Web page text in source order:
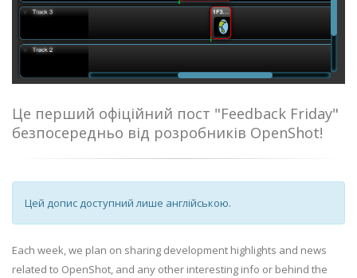
Це перший офіційний пост "Feedback Friday"
безпосередньо від розробників OpenShot!
Цей допис доступний лише англійською.
Each week, we plan on sharing development highlights and news
related to OpenShot, and any other interesting info or behind the